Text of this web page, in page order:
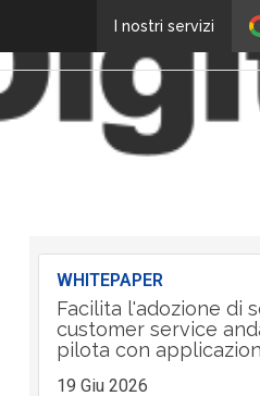
I nostri servizi
WHITEPAPER
Facilita l'adozione di
customer service
pilota con
19 Giu 2026